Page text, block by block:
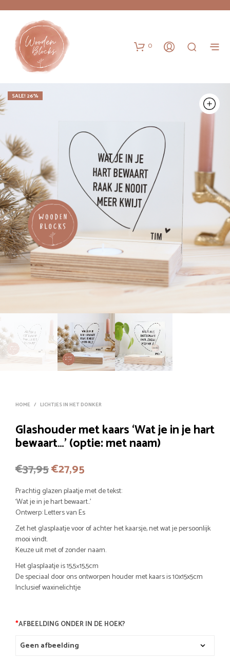
0
SALE! 26%
HOME / LICHTJES IN HET DONKER
Glashouder met kaars ‘Wat je in je hart
bewaart…’ (optie: met naam)
€37,95Oorspronkelijke
prijs
was:
€37,95.
€27,95
prijs
is:
€27,95.
Prachtig glazen plaatje met de tekst:
‘Wat je in je hart bewaart..’
Ontwerp: Letters van Es
Zet het glasplaatje voor of achter het kaarsje, net wat je persoonlijk
mooi vindt.
Keuze uit met of zonder naam.
Het glasplaatje is 15,5×15,5cm
De speciaal door ons ontworpen houder met kaars is 10x15x5cm
Inclusief waxinelichtje
*AFBEELDING ONDER IN DE HOEK?